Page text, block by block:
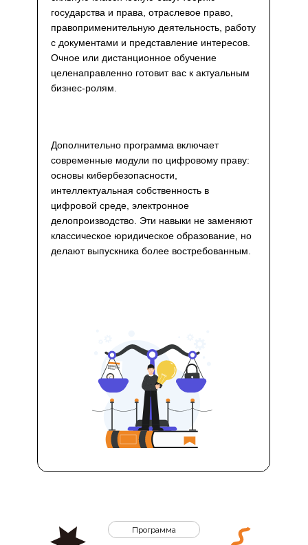
государства и права, отраслевое право,
правоприменительную деятельность, работу
с документами и представление интересов.
Очное или дистанционное обучение
целенаправленно готовит вас к актуальным
бизнес-ролям.
Дополнительно программа включает
современные модули по цифровому праву:
основы кибербезопасности,
интеллектуальная собственность в
цифровой среде, электронное
делопроизводство. Эти навыки не заменяют
классическое юридическое образование, но
делают выпускника более востребованным.
Программа